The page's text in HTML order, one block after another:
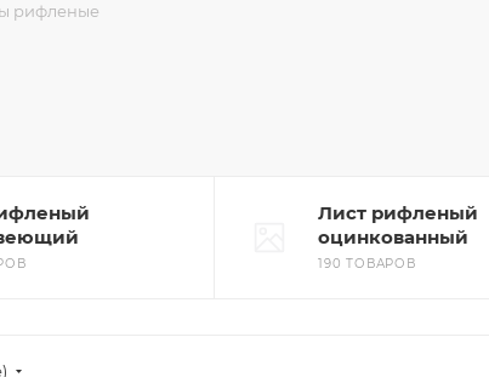
рифленые
Лист рифленый
оцинкованный
190 ТОВАРОВ